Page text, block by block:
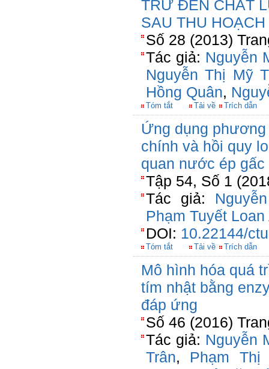
TRỮ ĐẾN CHẤT
SAU THU HOẠCH
Số 28 (2013)
Tác giả: Nguyễn
Nguyễn Thị Mỹ
Hồng Quân,
Tóm tắt Tải về Trích dẫn
Ứng dụng
chính và hồi quy
quan nước ép gấc
Tập 54, Số 1
Tác giả:
Phạm Tuyết Loan
DOI: 10.22144/
Tóm tắt Tải về Trích dẫn
Mô hình hóa quá
tím nhật bằng
đáp ứng
Số 46 (2016)
Tác giả: Nguyễn
Trân, Phạm Thị